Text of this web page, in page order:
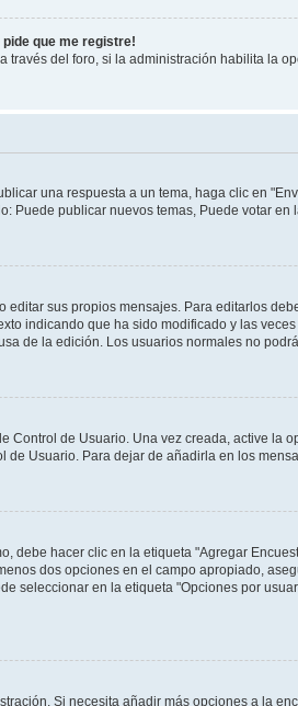
pide que me registre!
del foro, si la administración habilita la
una respuesta a un tema, haga clic en
Puede publicar nuevos temas, Puede votar en
sus propios mensajes. Para editarlos
indicando que ha sido modificado y las
de la edición. Los usuarios normales no
Control de Usuario. Una vez creada, active la
Usuario. Para dejar de añadirla en los
debe hacer clic en la etiqueta "Agregar
dos opciones en el campo apropiado,
seleccionar en la etiqueta "Opciones por
Si necesita añadir más opciones a la